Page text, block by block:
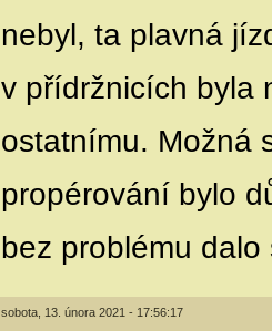
nebyl, ta plavná
v přídržnicích byla
ostatnímu. Možná
propérování bylo
bez problému dalo
sobota, 13. února 2021 - 17:56:17